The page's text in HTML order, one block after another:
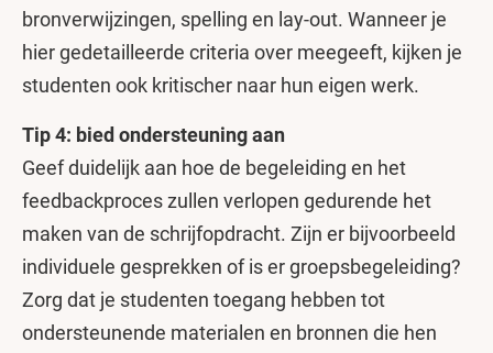
bronverwijzingen, spelling en lay-out. Wanneer je
hier gedetailleerde criteria over meegeeft, kijken je
studenten ook kritischer naar hun eigen werk.
Tip 4: bied ondersteuning aan
Geef duidelijk aan hoe de begeleiding en het
feedbackproces zullen verlopen gedurende het
maken van de schrijfopdracht. Zijn er bijvoorbeeld
individuele gesprekken of is er groepsbegeleiding?
Zorg dat je studenten toegang hebben tot
ondersteunende materialen en bronnen die hen